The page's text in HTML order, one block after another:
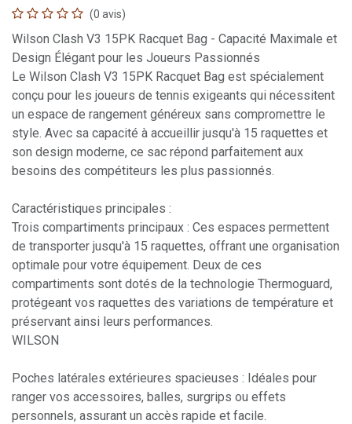
(0 avis)
Wilson Clash V3 15PK Racquet Bag - Capacité Maximale et
Design Élégant pour les Joueurs Passionnés
Le Wilson Clash V3 15PK Racquet Bag est spécialement
conçu pour les joueurs de tennis exigeants qui nécessitent
un espace de rangement généreux sans compromettre le
style. Avec sa capacité à accueillir jusqu'à 15 raquettes et
son design moderne, ce sac répond parfaitement aux
besoins des compétiteurs les plus passionnés.
Caractéristiques principales :
Trois compartiments principaux : Ces espaces permettent
de transporter jusqu'à 15 raquettes, offrant une organisation
optimale pour votre équipement. Deux de ces
compartiments sont dotés de la technologie Thermoguard,
protégeant vos raquettes des variations de température et
préservant ainsi leurs performances.
WILSON
Poches latérales extérieures spacieuses : Idéales pour
ranger vos accessoires, balles, surgrips ou effets
personnels, assurant un accès rapide et facile.